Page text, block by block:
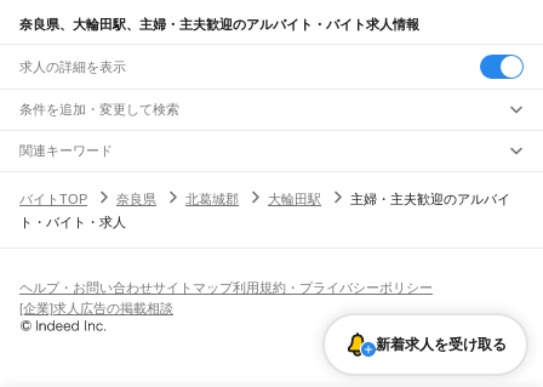
奈良県、大輪田駅、主婦・主夫歓迎のアルバイト・バイト求人情報
求人の詳細を表示
条件を追加・変更して検索
市区町村を追加・変更
奈良県すべて
奈良市 大和高田市
駅を追加・変更
奈良線
平城山駅奈良駅
高田駅大和新庄駅
掖上駅
職種を追加・変更
飲食・フードサービスすべて
ホールスタッフキッチンスタッフ
パン屋（ベーカリー）
バー（BAR）・バーテンダー
飲食店（店長・マネージャー）
人気
日払いOK高校生歓迎 髪型・髪色自由
留学生・外国人活躍中
雇用形態を追加・変更
関連キーワード
バイトTOP
奈良県 北葛城郡 大輪田駅
主婦・主夫歓迎のアルバイ
ト・バイト・求人
新着求人を受け取る
ヘルプ・お問い合わせサイトマップ利用規約・プライバシーポリシー
[企業]求人広告の掲載相談